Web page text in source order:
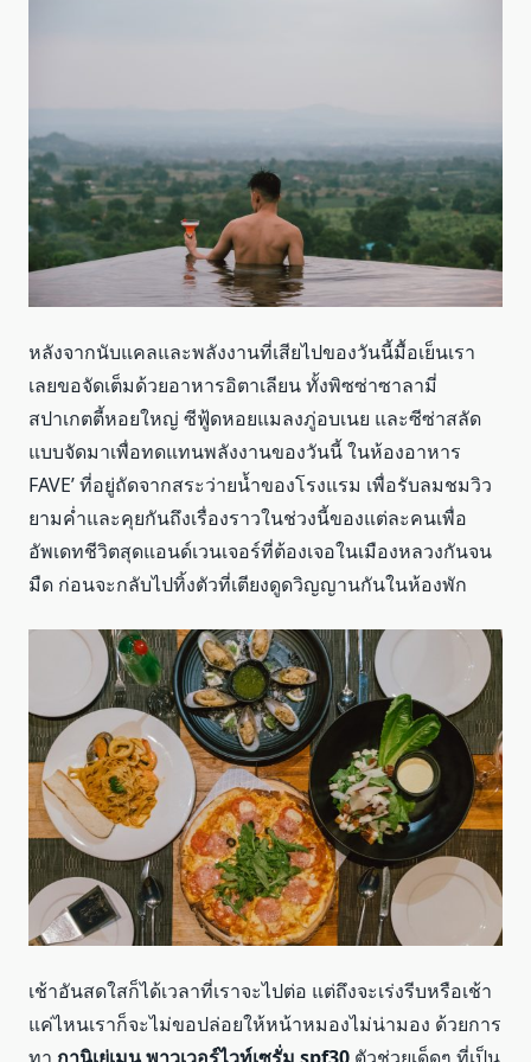
หลังจากนับแคลและพลังงานที่เสียไปของวันนี้มื้อเย็นเรา
เลยขอจัดเต็มด้วยอาหารอิตาเลียน ทั้งพิซซ่าซาลามี่
สปาเกตตี้หอยใหญ่ ซีฟู้ดหอยแมลงภู่อบเนย และซีซ่าสลัด
แบบจัดมาเพื่อทดแทนพลังงานของวันนี้ ในห้องอาหาร
FAVE’ ที่อยู่ถัดจากสระว่ายน้ำของโรงแรม เพื่อรับลมชมวิว
ยามค่ำและคุยกันถึงเรื่องราวในช่วงนี้ของแต่ละคนเพื่อ
อัพเดทชีวิตสุดแอนด์เวนเจอร์ที่ต้องเจอในเมืองหลวงกันจน
มืด ก่อนจะกลับไปทิ้งตัวที่เตียงดูดวิญญานกันในห้องพัก
เช้าอันสดใสก็ได้เวลาที่เราจะไปต่อ แต่ถึงจะเร่งรีบหรือเช้า
แค่ไหนเราก็จะไม่ขอปล่อยให้หน้าหมองไม่น่ามอง ด้วยการ